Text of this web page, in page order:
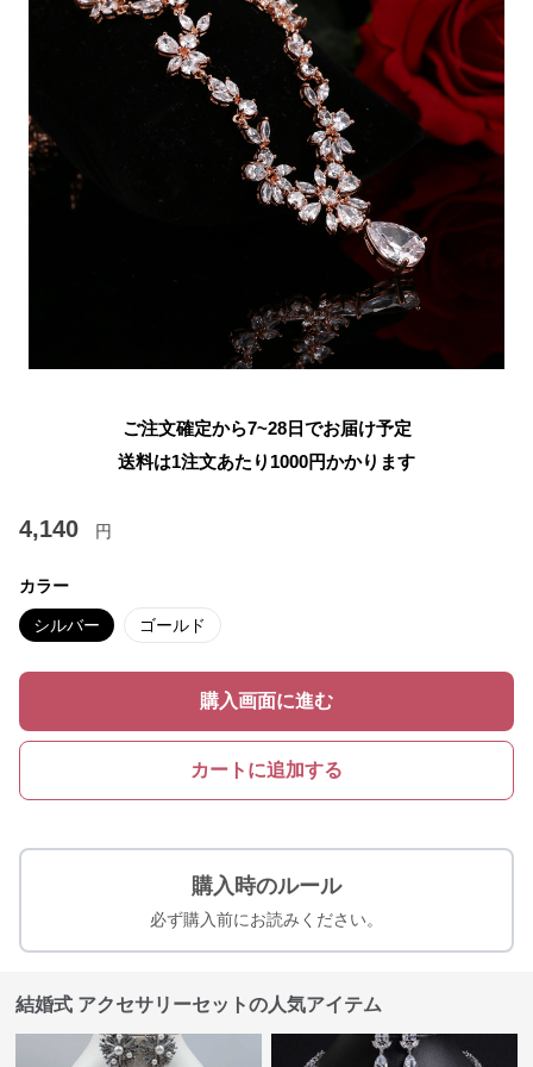
ご注文確定から7~28日でお届け予定
送料は1注文あたり 1000円かかります
4,140 円
カラー
シルバー ゴールド
購入画面に進む
カートに追加する
購入時のルール
必ず購入前にお読みください。
結婚式 アクセサリーセットの人気アイテム